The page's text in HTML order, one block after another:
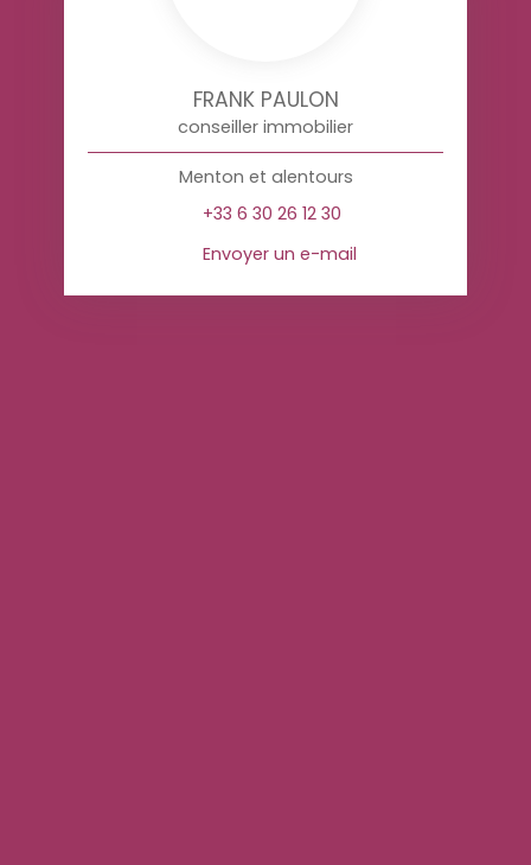
FRANK PAULON
conseiller immobilier
Menton et alentours
+33 6 30 26 12 30
Envoyer un e-mail